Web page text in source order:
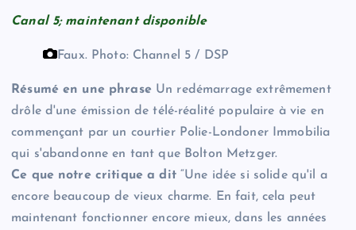
Canal 5; maintenant disponible
Faux. Photo: Channel 5 / DSP
Résumé en une phraseUn redémarrage extrêmement
drôle d'une émission de télé-réalité populaire à vie en
commençant par un courtier Polie-Londoner Immobilia
qui s'abandonne en tant que Bolton Metzger.
Ce que notre critique a dit“Une idée si solide qu'il a
encore beaucoup de vieux charme. En fait, cela peut
maintenant fonctionner encore mieux, dans les années